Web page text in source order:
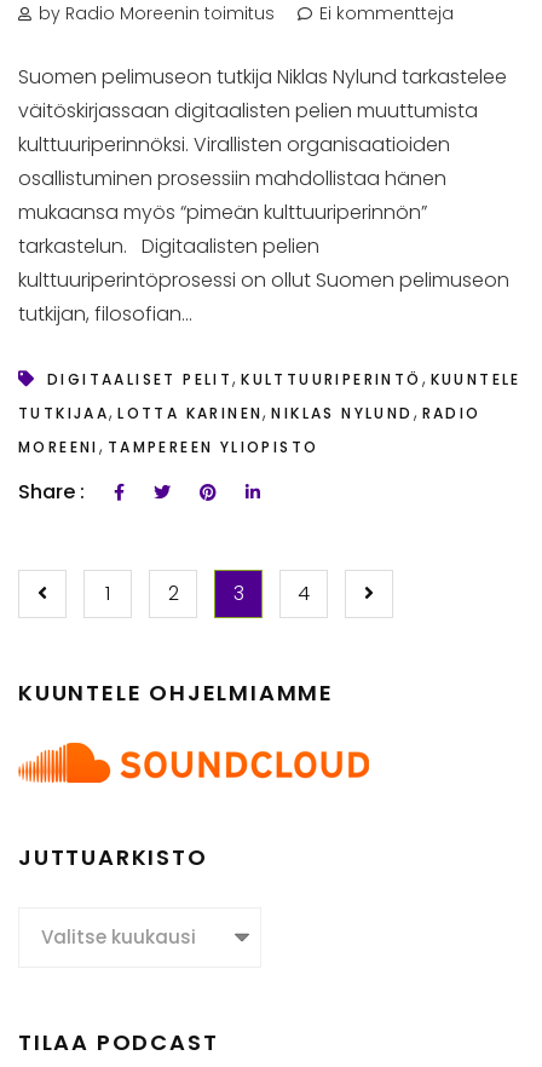
by Radio Moreenin toimitus Ei kommentteja
Suomen pelimuseon tutkija Niklas Nylund tarkastelee
väitöskirjassaan digitaalisten pelien muuttumista
kulttuuriperinnöksi. Virallisten organisaatioiden
osallistuminen prosessiin mahdollistaa hänen
mukaansa myös “pimeän kulttuuriperinnön”
tarkastelun. Digitaalisten pelien
kulttuuriperintöprosessi on ollut Suomen pelimuseon
tutkijan, filosofian...
DIGITAALISET PELIT,KULTTUURIPERINTÖ , KUUNTELE
TUTKIJAA,LOTTA KARINEN,NIKLAS NYLUND , RADIO
MOREENI, TAMPEREEN YLIOPISTO
Share :
ARTIKKELIEN
1 2 3 4
KUUNTELE OHJELMIAMME
JUTTUARKISTO
Juttuarkisto
TILAA PODCAST